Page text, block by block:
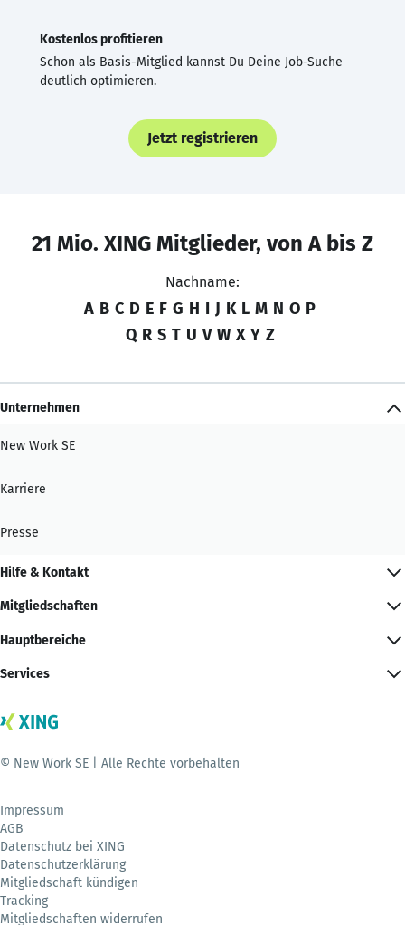
Kostenlos profitieren
Schon als Basis-Mitglied kannst Du Deine Job-Suche
deutlich optimieren.
Jetzt registrieren
21 Mio. XING Mitglieder, von A bis Z
Nachname:
A B C D E F G H I J K L M N O P
Q R S T U V W X Y Z
Unternehmen
New Work SE
Karriere
Presse
Hilfe & Kontakt
Mitgliedschaften
Hauptbereiche
Services
© New Work SE | Alle Rechte vorbehalten
Impressum
AGB
Datenschutz bei XING
Datenschutzerklärung
Mitgliedschaft kündigen
Tracking
Mitgliedschaften widerrufen